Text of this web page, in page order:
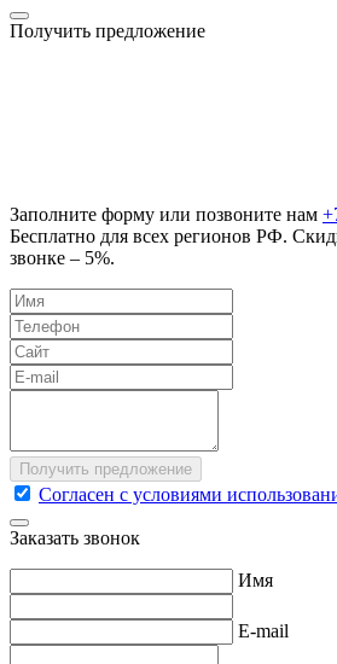
Получить предложение
Заполните форму или позвоните нам
Бесплатно для всех регионов РФ.
звонке – 5%.
Согласен с условиями
Заказать звонок
Имя
E-mail